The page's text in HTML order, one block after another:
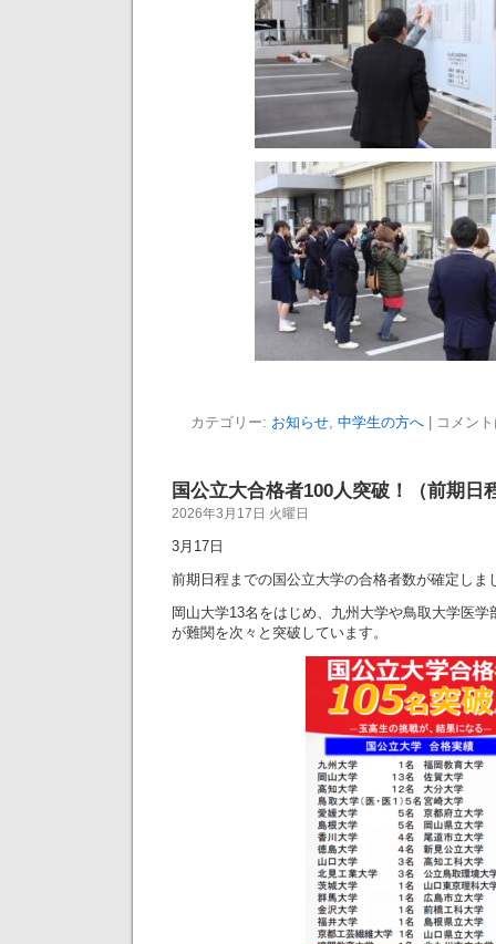
カテゴリー: お知らせ, 中学生の方へ| コメン
国公立大合格者100人突破！（前期日
2026年3月17日 火曜日
3月17日
前期日程までの国公立大学の合格者数が確定しま
岡山大学13名をはじめ、九州大学や鳥取大学医
が難関を次々と突破しています。